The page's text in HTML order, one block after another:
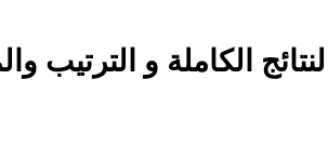
الكاملة و الترتيب